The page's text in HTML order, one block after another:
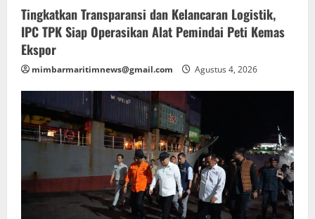
Tingkatkan Transparansi dan Kelancaran Logistik,
IPC TPK Siap Operasikan Alat Pemindai Peti Kemas
Ekspor
mimbarmaritimnews@gmail.com Agustus 4, 2026